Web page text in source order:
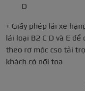
D
+ Giấy phép lái xe
lái loại B2 C D và E
theo rơ móc cso tải
khách có nối toa